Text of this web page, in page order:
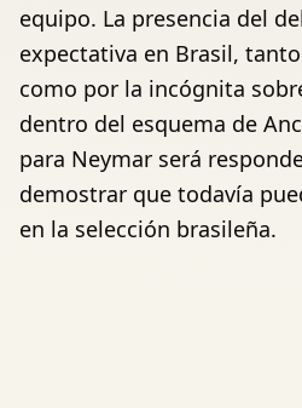
equipo. La presencia del
expectativa en Brasil,
como por la incógnita
dentro del esquema de
para Neymar será
demostrar que todavía
en la selección brasileña.